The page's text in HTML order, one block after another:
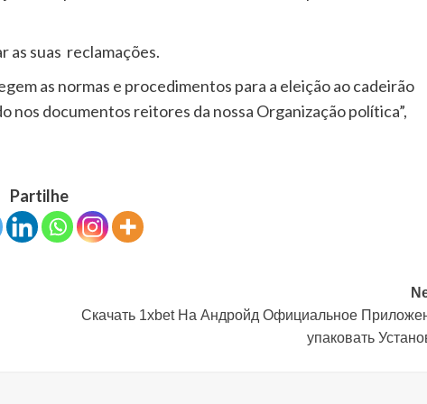
as suas reclamações.
as normas e procedimentos para a eleição ao cadeirão
nos documentos reitores da nossa Organização política”,
Partilhe
Скачать 1xbet На Андройд Официальное
упаковать